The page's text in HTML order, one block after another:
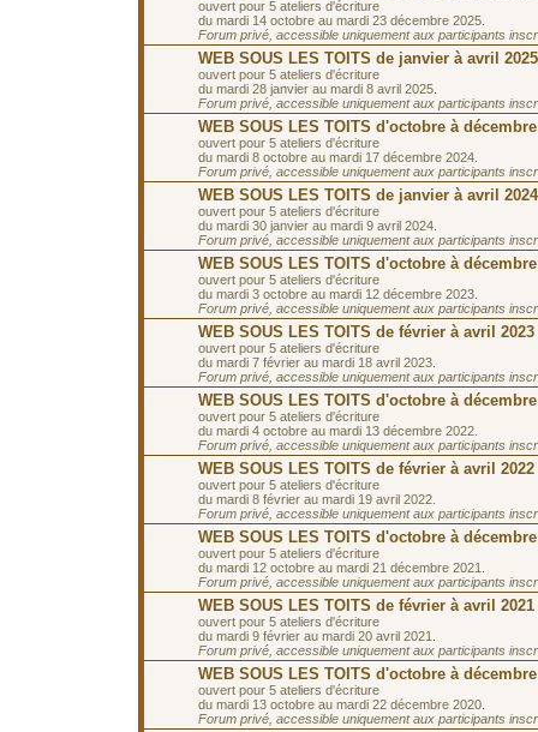
ouvert pour 5 ateliers d'écriture
du mardi 14 octobre au mardi 23 décembre 2025.
Forum privé, accessible uniquement aux participants
WEB SOUS LES TOITS de janvier à avril 2025
ouvert pour 5 ateliers d'écriture
du mardi 28 janvier au mardi 8 avril 2025.
Forum privé, accessible uniquement aux participants
WEB SOUS LES TOITS d'octobre à décembre
ouvert pour 5 ateliers d'écriture
du mardi 8 octobre au mardi 17 décembre 2024.
Forum privé, accessible uniquement aux participants
WEB SOUS LES TOITS de janvier à avril 2024
ouvert pour 5 ateliers d'écriture
du mardi 30 janvier au mardi 9 avril 2024.
Forum privé, accessible uniquement aux participants
WEB SOUS LES TOITS d'octobre à décembre
ouvert pour 5 ateliers d'écriture
du mardi 3 octobre au mardi 12 décembre 2023.
Forum privé, accessible uniquement aux participants
WEB SOUS LES TOITS de février à avril 2023
ouvert pour 5 ateliers d'écriture
du mardi 7 février au mardi 18 avril 2023.
Forum privé, accessible uniquement aux participants
WEB SOUS LES TOITS d'octobre à décembre
ouvert pour 5 ateliers d'écriture
du mardi 4 octobre au mardi 13 décembre 2022.
Forum privé, accessible uniquement aux participants
WEB SOUS LES TOITS de février à avril 2022
ouvert pour 5 ateliers d'écriture
du mardi 8 février au mardi 19 avril 2022.
Forum privé, accessible uniquement aux participants
WEB SOUS LES TOITS d'octobre à décembre
ouvert pour 5 ateliers d'écriture
du mardi 12 octobre au mardi 21 décembre 2021.
Forum privé, accessible uniquement aux participants
WEB SOUS LES TOITS de février à avril 2021
ouvert pour 5 ateliers d'écriture
du mardi 9 février au mardi 20 avril 2021.
Forum privé, accessible uniquement aux participants
WEB SOUS LES TOITS d'octobre à décembre
ouvert pour 5 ateliers d'écriture
du mardi 13 octobre au mardi 22 décembre 2020.
Forum privé, accessible uniquement aux participants